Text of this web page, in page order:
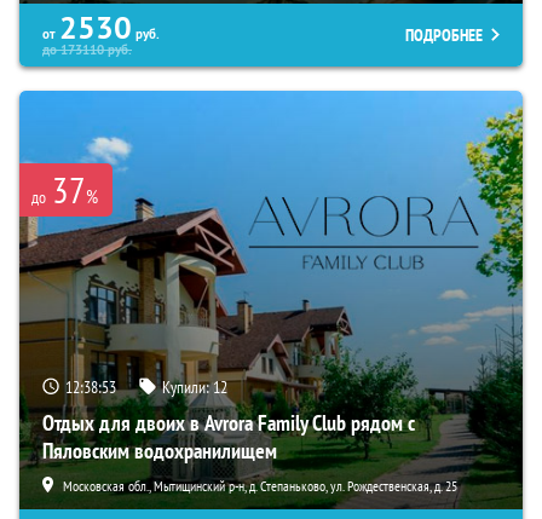
от 2530 руб.
до173110руб.
ПОДРОБНЕЕ
до 37%
12:38:52 Купили:12
Отдых для двоих в Avrora Family Club рядом с
Пяловским водохранилищем
Московская обл., Мытищинский р-н, д. Степаньково, ул. Рождественская, д. 25